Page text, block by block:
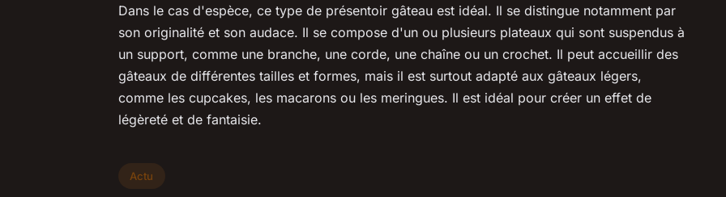
Dans le cas d'espèce, ce type de présentoir gâteau est idéal. Il se distingue notamment par
son originalité et son audace. Il se compose d'un ou plusieurs plateaux qui sont suspendus à
un support, comme une branche, une corde, une chaîne ou un crochet. Il peut accueillir des
gâteaux de différentes tailles et formes, mais il est surtout adapté aux gâteaux légers,
comme les cupcakes, les macarons ou les meringues. Il est idéal pour créer un effet de
légèreté et de fantaisie.
Actu